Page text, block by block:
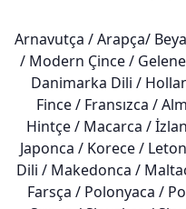
Arnavutça / Arapça/
/ Modern Çince /
Danimarka Dili /
Fince / Fransızca /
Hintçe / Macarca /
Japonca / Korece /
Dili / Makedonca /
Farsça / Polonyaca /